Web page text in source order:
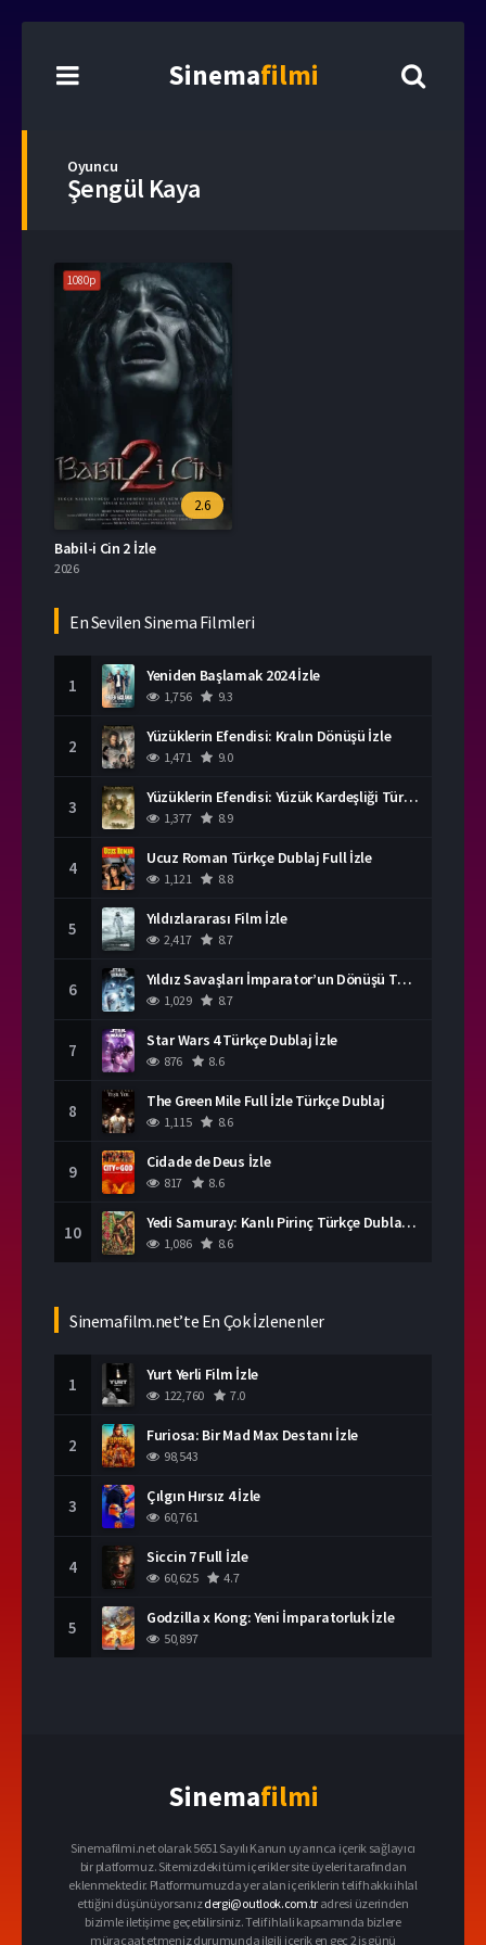
Sinemafilmi
Oyuncu
Şengül Kaya
1080p
2.6
Babil-i Cin 2 İzle
2026
En Sevilen Sinema Filmleri
1 Yeniden Başlamak 2024 İzle
1,756 9.3
2 Yüzüklerin Efendisi: Kralın Dönüşü İzle
1,471 9.0
3 Yüzüklerin Efendisi: Yüzük Kardeşliği Türkçe Dublaj İzle
1,377 8.9
4 Ucuz Roman Türkçe Dublaj Full İzle
1,121 8.8
5 Yıldızlararası Film İzle
2,417 8.7
6 Yıldız Savaşları İmparator’un Dönüşü Türkçe Dublaj İzle
1,029 8.7
7 Star Wars 4 Türkçe Dublaj İzle
876 8.6
8 The Green Mile Full İzle Türkçe Dublaj
1,115 8.6
9 Cidade de Deus İzle
817 8.6
10 Yedi Samuray: Kanlı Pirinç Türkçe Dublaj İzle
1,086 8.6
Sinemafilm.net’te En Çok İzlenenler
1 Yurt Yerli Film İzle
122,760 7.0
2 Furiosa: Bir Mad Max Destanı İzle
98,543
3 Çılgın Hırsız 4 İzle
60,761
4 Siccin 7 Full İzle
60,625 4.7
5 Godzilla x Kong: Yeni İmparatorluk İzle
50,897
Sinemafilmi
Sinemafilmi.net olarak 5651 Sayılı Kanun uyarınca içerik sağlayıcı
bir platformuz. Sitemizdeki tüm içerikler site üyeleri tarafından
eklenmektedir. Platformumuzda yer alan içeriklerin telif hakkı ihlal
ettiğini düşünüyorsanızdergi@outlook.com.tr adresi üzerinden
bizimle iletişime geçebilirsiniz. Telif ihlali kapsamında bizlere
müracaat etmeniz durumunda ilgili içerik en geç 2 iş günü